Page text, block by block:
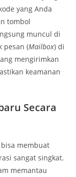
yang Anda
tombol
muncul di
pesan (Mailbox) di
mengirimkan
keamanan
Secara
membuat
sangat singkat.
memantau